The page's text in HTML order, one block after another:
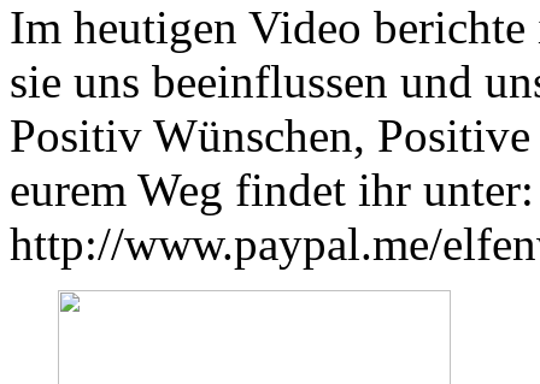
Im heutigen Video
sie uns beeinflussen und
Positiv Wünschen,
eurem Weg findet ihr
http://www.paypal.me/